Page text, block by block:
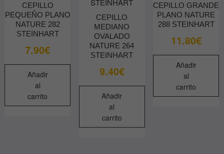
CEPILLO
PEQUEÑO PLANO
NATURE 282
STEINHART
7.90€
Añadir
al
carrito
CEPILLO
MEDIANO
OVALADO
NATURE 264
STEINHART
9.40€
Añadir
al
carrito
CEPILLO GRANDE
PLANO NATURE
288 STEINHART
11.80€
Añadir
al
carrito